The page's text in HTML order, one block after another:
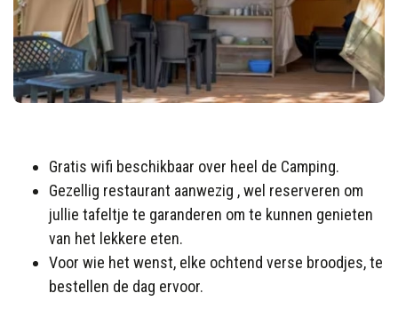
Gratis wifi beschikbaar over heel de Camping.
Gezellig restaurant aanwezig , wel reserveren om
jullie tafeltje te garanderen om te kunnen genieten
van het lekkere eten.
Voor wie het wenst, elke ochtend verse broodjes, te
bestellen de dag ervoor.